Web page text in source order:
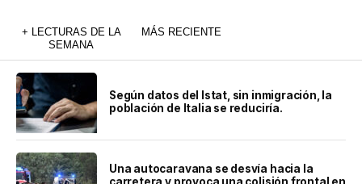
+ LECTURAS DE LA
SEMANA
MÁS RECIENTE
Según datos del Istat, sin inmigración, la
población de Italia se reduciría.
Una autocaravana se desvía hacia la
carretera y provoca una colisión frontal en